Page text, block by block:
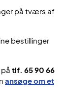
på tværs af
bestillinger
tlf. 65 90 66
ansøge om et